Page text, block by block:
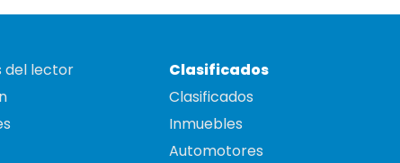
del lector
Clasificados
Clasificados
Inmuebles
Automotores